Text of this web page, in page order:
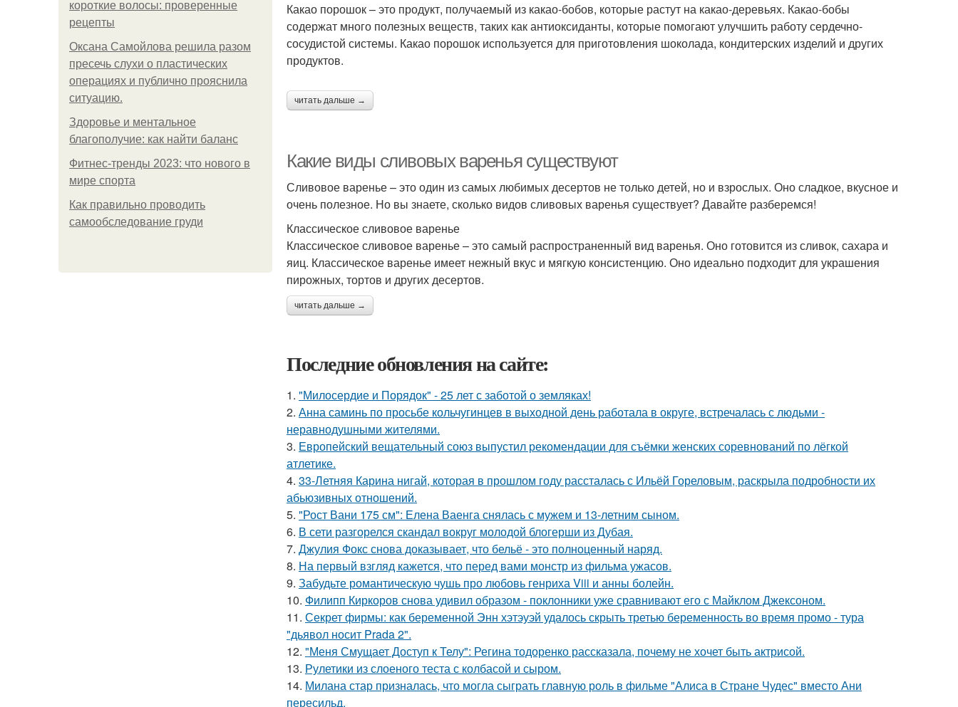
короткие волосы: проверенные
рецепты
Оксана Самойлова решила разом
пресечь слухи о пластических
операциях и публично прояснила
ситуацию.
Здоровье и ментальное
благополучие: как найти баланс
Фитнес-тренды 2023: что нового в
мире спорта
Как правильно проводить
самообследование груди
Какао порошок – это продукт, получаемый из какао-бобов, которые растут на какао-деревьях. Какао-бобы
содержат много полезных веществ, таких как антиоксиданты, которые помогают улучшить работу сердечно-
сосудистой системы. Какао порошок используется для приготовления шоколада, кондитерских изделий и других
продуктов.
читать дальше →
Какие виды сливовых варенья существуют
Сливовое варенье – это один из самых любимых десертов не только детей, но и взрослых. Оно сладкое, вкусное и
очень полезное. Но вы знаете, сколько видов сливовых варенья существует? Давайте разберемся!
Классическое сливовое варенье
Классическое сливовое варенье – это самый распространенный вид варенья. Оно готовится из сливок, сахара и
яиц. Классическое варенье имеет нежный вкус и мягкую консистенцию. Оно идеально подходит для украшения
пирожных, тортов и других десертов.
читать дальше →
Последние обновления на сайте:
1. "Милосердие и Порядок" - 25 лет с заботой о земляках!
2. Анна саминь по просьбе кольчугинцев в выходной день работала в округе, встречалась с людьми -
неравнодушными жителями.
3. Европейский вещательный союз выпустил рекомендации для съёмки женских соревнований по лёгкой
атлетике.
4. 33-Летняя Карина нигай, которая в прошлом году рассталась с Ильёй Гореловым, раскрыла подробности их
абьюзивных отношений.
5. "Рост Вани 175 см": Елена Ваенга снялась с мужем и 13-летним сыном.
6. В сети разгорелся скандал вокруг молодой блогерши из Дубая.
7. Джулия Фокс снова доказывает, что бельё - это полноценный наряд.
8. На первый взгляд кажется, что перед вами монстр из фильма ужасов.
9. Забудьте романтическую чушь про любовь генриха Viii и анны болейн.
10. Филипп Киркоров снова удивил образом - поклонники уже сравнивают его с Майклом Джексоном.
11. Секрет фирмы: как беременной Энн хэтэуэй удалось скрыть третью беременность во время промо - тура
"дьявол носит Prada 2".
12. "Меня Смущает Доступ к Телу": Регина тодоренко рассказала, почему не хочет быть актрисой.
13. Рулетики из слоеного теста с колбасой и сыром.
14. Милана стар призналась, что могла сыграть главную роль в фильме "Алиса в Стране Чудес" вместо Ани
пересильд.